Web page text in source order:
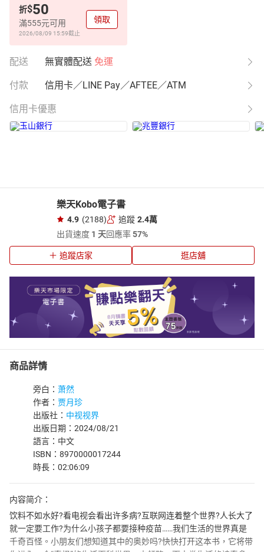
折$50
滿555元可用
2026/08/09 15:59截止
領取
配送 無實體配送 免運
付款 信用卡／LINE Pay／AFTEE／ATM
信用卡優惠
樂天Kobo電子書
4.9 (2188) 追蹤 2.4萬
出貨速度 1 天回應率57%
追蹤店家 逛店舖
商品詳情
旁白： 萧然
作者： 贾月珍
出版社： 中视视界
出版日期：2024/08/21
語言：中文
ISBN：8970000017244
時長：02:06:09
内容简介：
饮料不如水好?看电视会看出许多病?互联网连着整个世界?人长大了
就一定要工作?为什么小孩子都要接种疫苗……我们生活的世界真是
千奇百怪。小朋友们想知道其中的奥妙吗?快快打开这本书，它将带